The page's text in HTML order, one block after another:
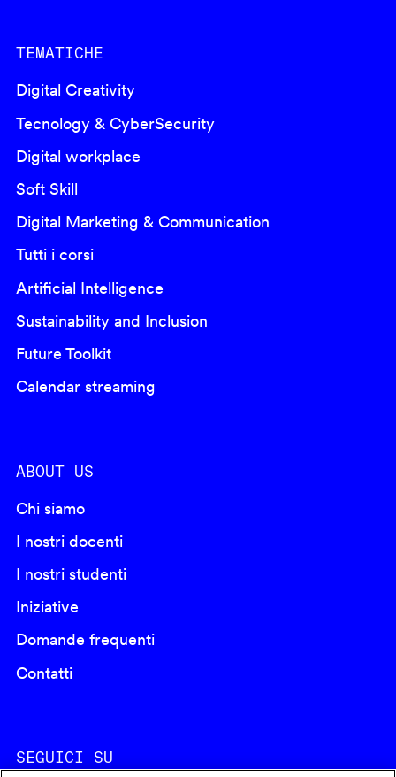
TEMATICHE
Digital Creativity
Tecnology & CyberSecurity
Digital workplace
Soft Skill
Digital Marketing & Communication
Tutti i corsi
Artificial Intelligence
Sustainability and Inclusion
Future Toolkit
Calendar streaming
ABOUT US
Chi siamo
I nostri docenti
I nostri studenti
Iniziative
Domande frequenti
Contatti
SEGUICI SU